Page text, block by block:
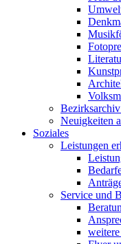
Neuigkeiten
Soziales
Leistungen
Service und